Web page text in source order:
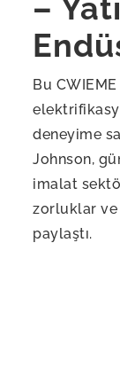
–
Bu
deneyime
Johnson,
imalat
zorluklar ve
paylaştı.